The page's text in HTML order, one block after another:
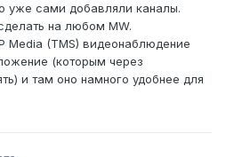
уже сами добавляли каналы.
на любом MW.
Media (TMS) видеонаблюдение
(которым через
и там оно намного удобнее для